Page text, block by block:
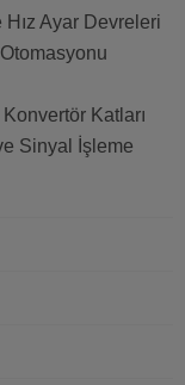
Ayar Devreleri
Katları
Sinyal İşleme